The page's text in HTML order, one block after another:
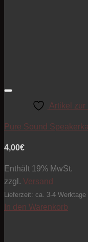
Artikel
Pure Sound
4,00€
Enthält 19% MwSt.
zzgl. Versand
Lieferzeit: ca. 3-4 Werktage
In den Warenkorb